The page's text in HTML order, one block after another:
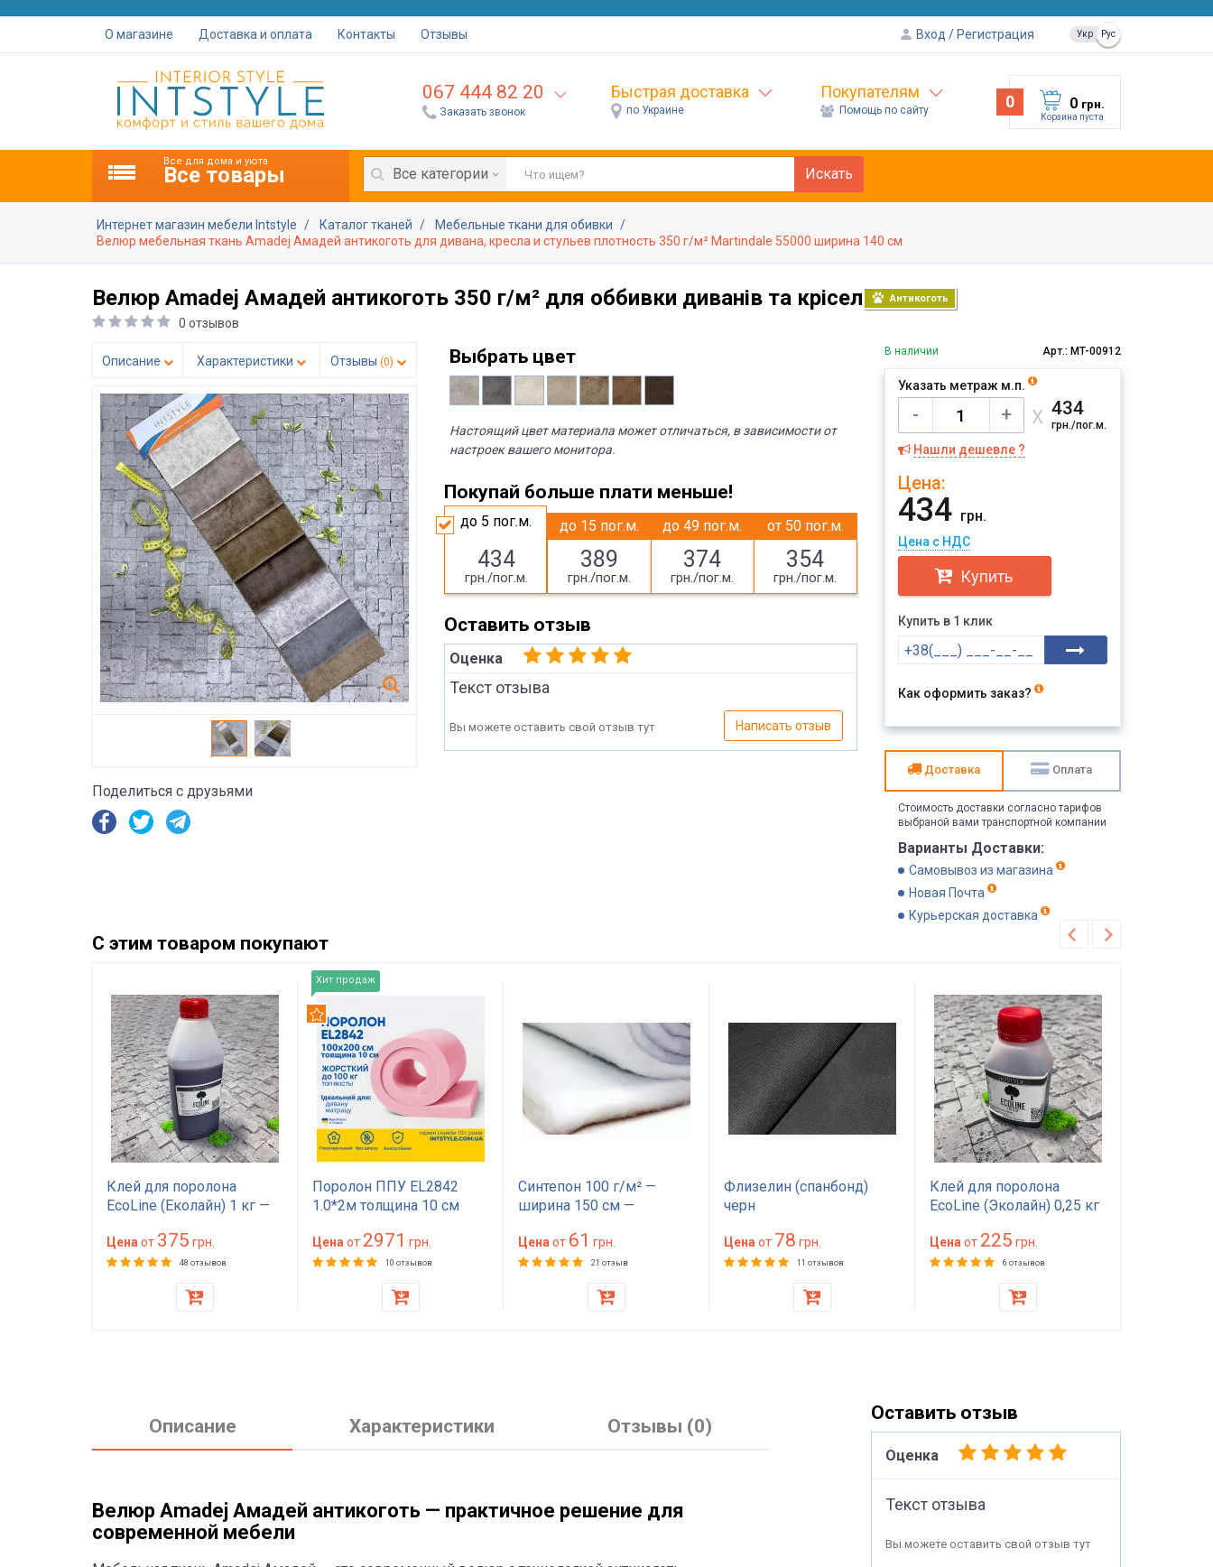
О магазине Доставка и оплата Контакты Отзывы Вход Регистрация Укр Рус
067 444 82 20
Заказать звонок
Быстрая доставка
по Украине
Покупателям
Помощь по сайту 0 0 грн.
Корзина пуста
Все для дома и уюта
Все товары Все категории Искать
Интернет магазин мебели Intstyle Каталог тканей
Мебельные ткани для обивки
Велюр мебельная ткань Amadej Амадей антикоготь для дивана, кресла и стульев плотность 350 г/м² Martindale 55000 ширина 140 см
Велюр Amadej Амадей антикоготь 350 г/м² для оббивки диванів та крісел Антикоготь
0 отзывов
Описание Характеристики Отзывы (0)
Поделиться с друзьями
Выбрать цвет
Настоящий цвет материала может отличаться, в зависимости от
настроек вашего монитора.
Покупай больше плати меньше!
до 5 пог.м.
434
грн./пог.м.
до 15 пог.м.
389
грн./пог.м.
до 49 пог.м.
374
грн./пог.м.
от 50 пог.м.
354
грн./пог.м.
Оставить отзыв
Оценка
Текст отзыва
Вы можете оставить свой отзыв тут Написать отзыв
В наличии Арт.: MT-00912
Указать метраж м.п.
- + х 434
грн./пог.м.
Нашли дешевле ?
Цена:
434 грн.
Цена с НДС
Купить
Купить в 1 клик
Как оформить заказ?
Доставка Оплата
Стоимость доставки согласно тарифов
выбраной вами транспортной компании
Варианты Доставки:
Самовывоз из магазина
Новая Почта
Курьерская доставка
С этим товаром покупают
Клей для поролона
EcoLine (Еколайн) 1 кг —
красного цвета
Цена от 375 грн.
48 отзывов
Хит продаж
Поролон ППУ EL2842
1.0*2м толщина 10 см
(1000х2000) жесткий для
матраса, топпера, дивана,
Цена от 2971 грн.
10 отзывов
Синтепон 100 г/м² —
ширина 150 см —
утепления
Цена от 61 грн.
21 отзыв
Флизелин (спанбонд)
черн
Цена от 78 грн.
11 отзывов
Клей для поролона
EcoLine (Эколайн) 0,25 кг
красного цвета
Цена от 225 грн.
6 отзывов
Описание Характеристики Отзывы (0)
Велюр Amadej Амадей антикоготь — практичное решение для
современной мебели
Оставить отзыв
Оценка
Текст отзыва
Вы можете оставить свой отзыв тут